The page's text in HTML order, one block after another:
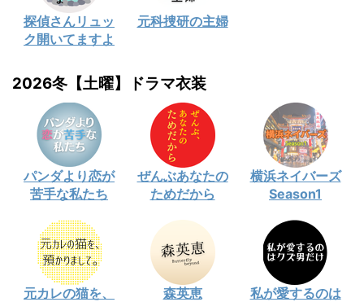
探偵さんリュッ
ク開いてますよ
元科捜研の主婦
2026冬【土曜】ドラマ衣装
パンダより恋が
苦手な私たち
ぜんぶあなたの
ためだから
横浜ネイバーズ
Season1
元カレの猫を、
森英恵
私が愛するのは